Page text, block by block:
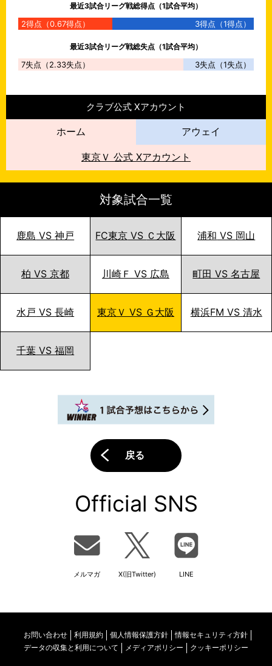
最近3試合リーグ戦総得点（1試合平均）
2得点（0.67得点） 3得点（1得点）
最近3試合リーグ戦総失点（1試合平均）
7失点（2.33失点） 3失点（1失点）
クラブ公式 Xアカウント
ホーム アウェイ
東京Ｖ 公式 Xアカウント
対象試合一覧
鹿島 VS神戸 FC東京 VS Ｃ大阪 浦和 VS 岡山
柏 VS京都 川崎Ｆ VS 広島 町田 VS名古屋
水戸 VS長崎 東京Ｖ VS Ｇ大阪 横浜FM VS 清水
千葉 VS福岡
戻る
Official SNS
メルマガ X(旧Twitter) LINE
お問い合わせ 利用規約 個人情報保護方針
情報セキュリティ方針
データの収集と利用について
メディアポリシー クッキーポリシー